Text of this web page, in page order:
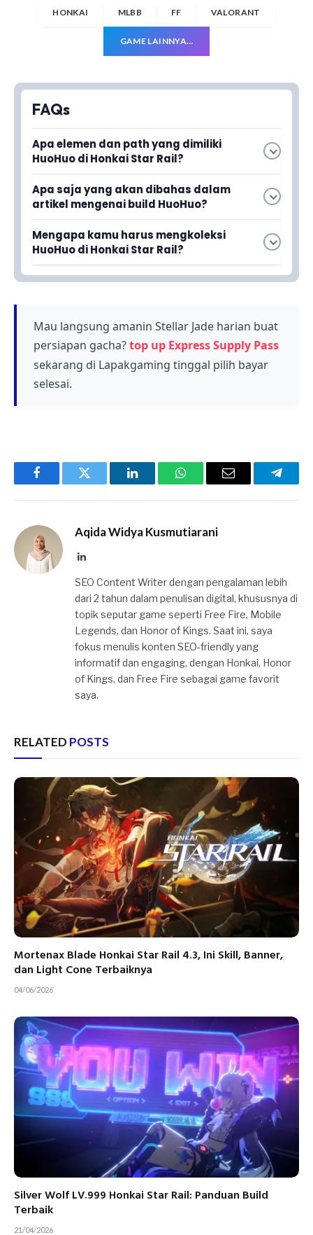
HONKAI MLBB FF VALORANT
GAME LAINNYA…
FAQs
Apa elemen dan path yang dimiliki
HuoHuo di Honkai Star Rail?
Baca juga Honkai Star Rail 4.2
Anniversary Livestream: Jadwal,
Banner, dan Hadiah Anniversary
HuoHuo memiliki elemen Wind dan path
support kepada tim kamu.
Apa saja yang akan dibahas dalam
artikel mengenai build HuoHuo?
Artikel ini membahas skill HuoHuo, rekomendasi
build Relic dan Light Cone yang optimal, serta
potensi karakter ini.
Mengapa kamu harus mengkoleksi
HuoHuo di Honkai Star Rail?
HuoHuo adalah karakter bintang 5 dengan role
menjadikannya karakter yang layak untuk
dikumpulkan.
Mau langsung amanin Stellar Jade harian buat
persiapan gacha?top up Express Supply Pass
sekarang di Lapakgaming tinggal pilih bayar
selesai.
FacebookTwitter LinkedInWhatsAppEmail
Aqida Widya Kusmutiarani
LinkedIn
SEO Content Writer dengan pengalaman lebih
dari 2 tahun dalam penulisan digital, khususnya di
topik seputar game seperti Free Fire, Mobile
Legends, dan Honor of Kings. Saat ini, saya
fokus menulis konten SEO-friendly yang
informatif dan engaging, dengan Honkai, Honor
of Kings, dan Free Fire sebagai game favorit
saya.
RELATED POSTS
Mortenax Blade Honkai Star Rail 4.3, Ini Skill, Banner,
dan Light Cone Terbaiknya
04/06/2026
Silver Wolf LV.999 Honkai Star Rail: Panduan Build
Terbaik
21/04/2026